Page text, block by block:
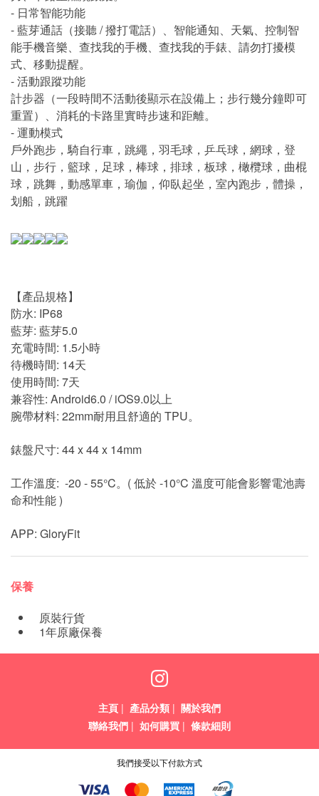
- 日常智能功能
- 藍芽通話（接聽 / 撥打電話）、智能通知、天氣、控制智
能手機音樂、查找我的手機、查找我的手錶、請勿打擾模
式、移動提醒。
- 活動跟蹤功能
計步器（一段時間不活動後顯示在設備上；步行幾分鐘即可
重置）、消耗的卡路里實時步速和距離。
- 運動模式
戶外跑步，騎自行車，跳繩，羽毛球，乒乓球，網球，登
山，步行，籃球，足球，棒球，排球，板球，橄欖球，曲棍
球，跳舞，動感單車，瑜伽，仰臥起坐，室內跑步，體操，
划船，跳躍
【產品規格】
防水: IP68
藍芽: 藍芽5.0
充電時間: 1.5小時
待機時間: 14天
使用時間: 7天
兼容性: Android6.0 / iOS9.0以上
腕帶材料: 22mm耐用且舒適的 TPU。
錶盤尺寸: 44 x 44 x 14mm
工作溫度: -20 - 55°C。( 低於 -10°C 溫度可能會影響電池壽
命和性能 )
APP: GloryFit
保養
原裝行貨
1年原廠保養
主頁 | 產品分類 | 關於我們
聯絡我們 | 如何購買 | 條款細則
我們接受以下付款方式